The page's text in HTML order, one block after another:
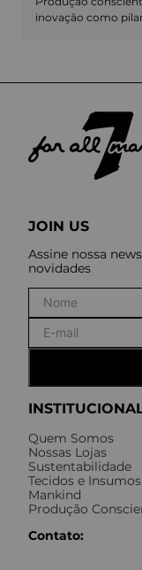
inovação como
Quem Somos
Nossas Lojas
Sustentabilidade
Tecidos e Insumos
Mankind
Produção
Contato:
JOIN US
Assine nossa
novidades